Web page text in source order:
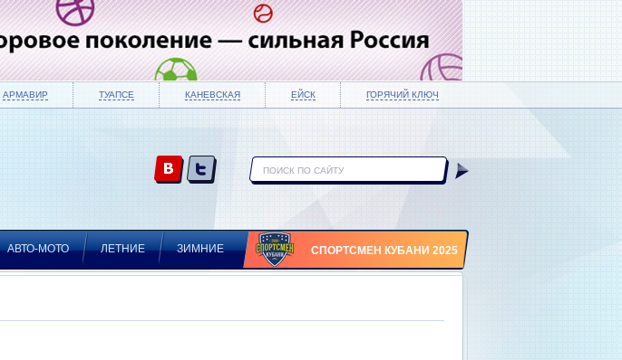
АРМАВИР ТУАПСЕ КАНЕВСКАЯ ЕЙСК ГОРЯЧИЙ КЛЮЧ
АВТО-МОТО ЛЕТНИЕ ЗИМНИЕ СПОРТСМЕН КУБАНИ 2025